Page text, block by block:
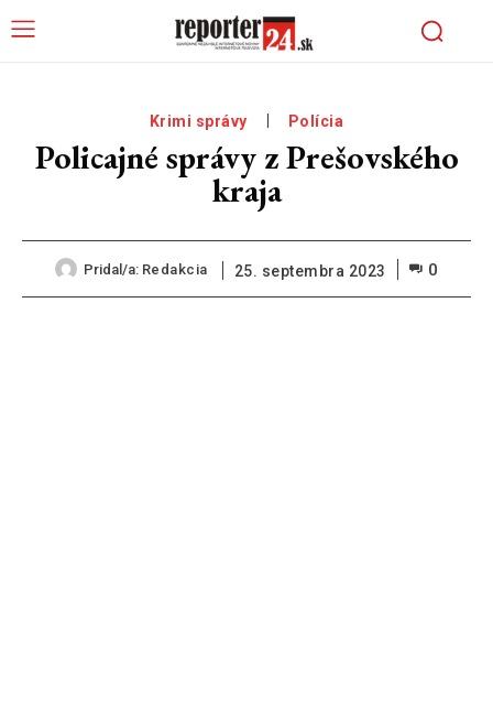
Krimi správy Polícia
Policajné správy z Prešovského
kraja
Pridal/a: Redakcia 25. septembra 2023 0